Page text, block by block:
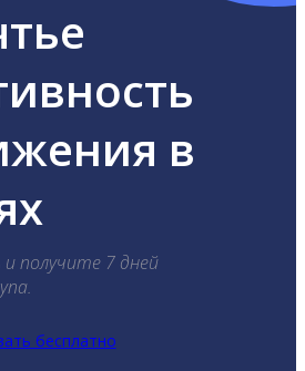
в
получите 7 дней
бесплатно